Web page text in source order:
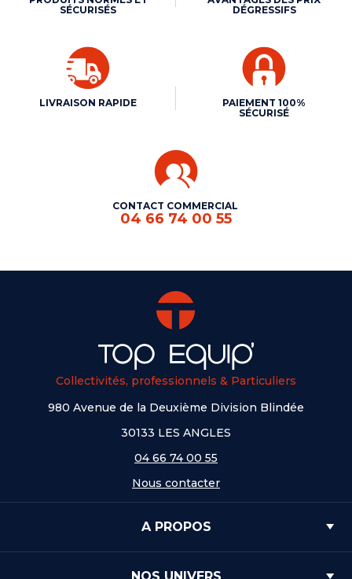
SÉCURISÉS
DÉGRESSIFS
LIVRAISON RAPIDE
PAIEMENT 100%
SÉCURISÉ
CONTACT COMMERCIAL
04 66 74 00 55
Collectivités, professionnels & Particuliers
980 Avenue de la Deuxième Division Blindée
30133 LES ANGLES
04 66 74 00 55
Nous contacter
A PROPOS